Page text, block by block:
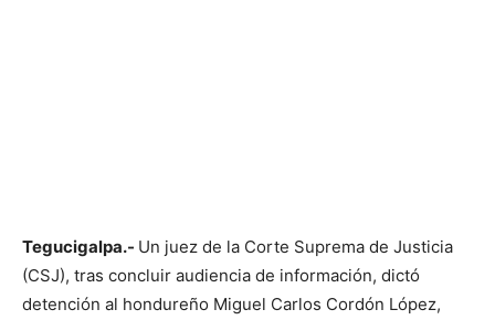
Tegucigalpa.- Un juez de la Corte Suprema de Justicia
(CSJ), tras concluir audiencia de información, dictó
detención al hondureño Miguel Carlos Cordón López,